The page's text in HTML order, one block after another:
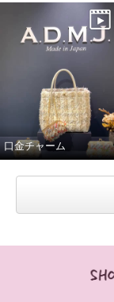
口金チャーム